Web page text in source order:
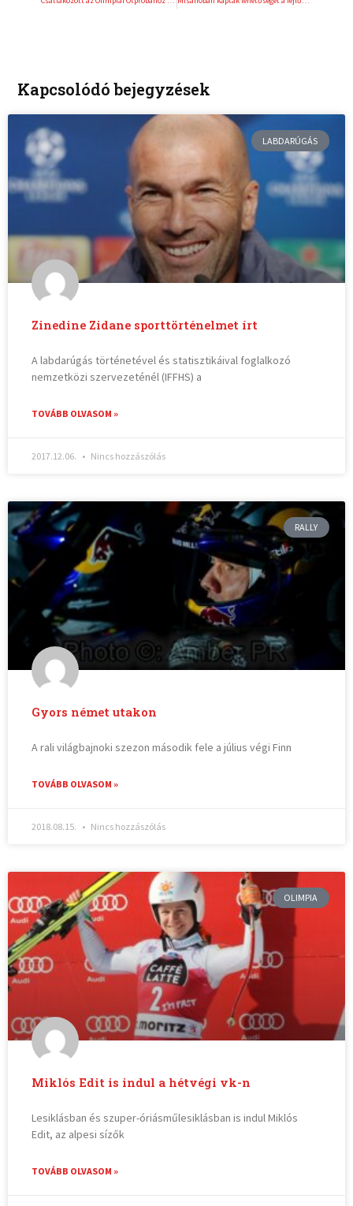
Kapcsolódó bejegyzések
LABDARÚGÁS
Zinedine Zidane sporttörténelmet írt
A labdarúgás történetével és statisztikáival foglalkozó
nemzetközi szervezeténél (IFFHS) a
TOVÁBB OLVASOM »
2017.12.06. Nincs hozzászólás
RALLY
Gyors német utakon
A rali világbajnoki szezon második fele a július végi Finn
TOVÁBB OLVASOM »
2018.08.15. Nincs hozzászólás
OLIMPIA
Miklós Edit is indul a hétvégi vk-n
Lesiklásban és szuper-óriásműlesiklásban is indul Miklós
Edit, az alpesi sízők
TOVÁBB OLVASOM »